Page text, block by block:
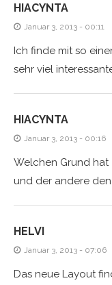
HIACYNTA
Januar 3, 2013 - 00:11
Ich finde mit so
sehr viel
HIACYNTA
Januar 3, 2013 - 00:16
Welchen Grund hat
und der andere
HELVI
Januar 3, 2013 - 07:06
Das neue Layout